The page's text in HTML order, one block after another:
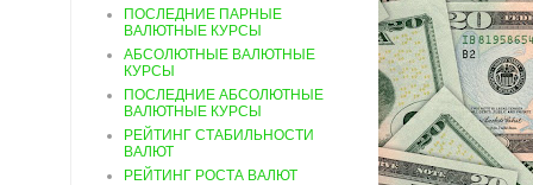
ПОСЛЕДНИЕ ПАРНЫЕ
ВАЛЮТНЫЕ КУРСЫ
АБСОЛЮТНЫЕ ВАЛЮТНЫЕ
КУРСЫ
ПОСЛЕДНИЕ АБСОЛЮТНЫЕ
ВАЛЮТНЫЕ КУРСЫ
РЕЙТИНГ СТАБИЛЬНОСТИ
ВАЛЮТ
РЕЙТИНГ РОСТА ВАЛЮТ